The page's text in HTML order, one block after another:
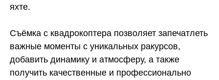
яхте.
Съёмка с квадрокоптера позволяет запечатлеть
важные моменты с уникальных ракурсов,
добавить динамику и атмосферу, а также
получить качественные и профессионально